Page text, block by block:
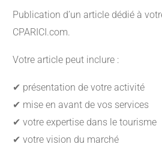
Publication d’un article dédié à
CPARICI.com.
Votre article peut inclure :
✔ présentation de votre activité
✔ mise en avant de vos services
✔ votre expertise dans le tourisme
✔ votre vision du marché